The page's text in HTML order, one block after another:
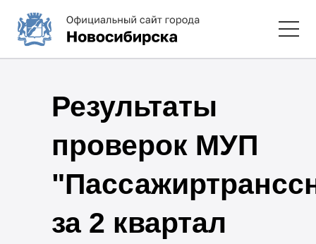
Результаты
проверок МУП
за 2 квартал